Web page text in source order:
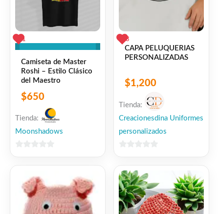
1
Camiseta de Master
Roshi – Estilo Clásico
del Maestro
$650
Tienda:
Moonshadows
3
CAPA PELUQUERIAS
PERSONALIZADAS
$1,200
Tienda:
Creacionesdina Uniformes
personalizados
5